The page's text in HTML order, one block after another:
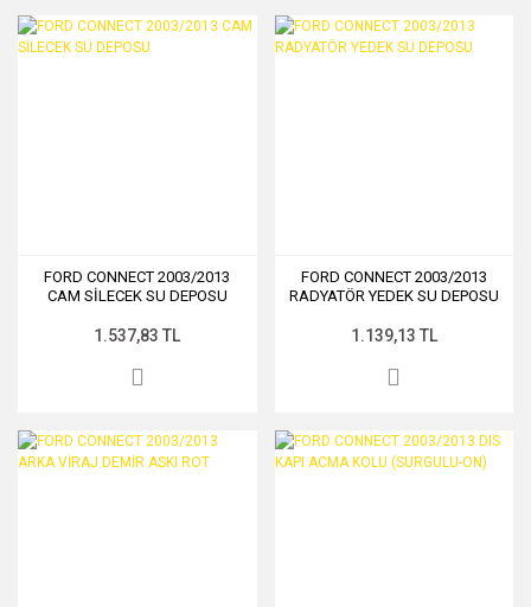
FORD CONNECT 2003/2013
CAM SİLECEK SU DEPOSU
1.537,83 TL
FORD CONNECT 2003/2013
RADYATÖR YEDEK SU DEPOSU
1.139,13 TL